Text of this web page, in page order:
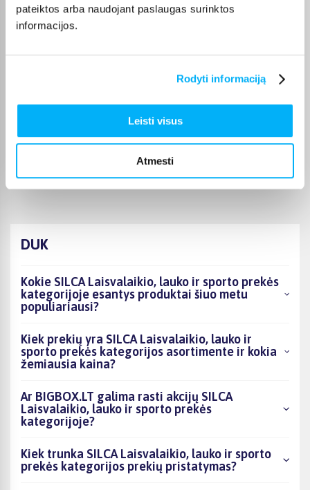
pateiktos arba naudojant paslaugas surinktos
informacijos.
Rodyti informaciją
Leisti visus
Atmesti
Prekė kokybiška. Greitas pristatymas 👌
Puikus aptarnavimas, 10/10. Super, taip ir toliau chebrytė!!! Ne pirmas ir
DUK
Kokie SILCA Laisvalaikio, lauko ir sporto prekės
kategorijoje esantys produktai šiuo metu
populiariausi?
Kiek prekių yra SILCA Laisvalaikio, lauko ir
sporto prekės kategorijos asortimente ir kokia
žemiausia kaina?
Ar BIGBOX.LT galima rasti akcijų SILCA
Laisvalaikio, lauko ir sporto prekės
kategorijoje?
Kiek trunka SILCA Laisvalaikio, lauko ir sporto
prekės kategorijos prekių pristatymas?